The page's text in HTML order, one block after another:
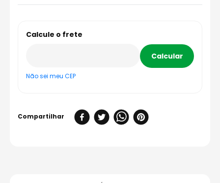
Não sei meu CEP